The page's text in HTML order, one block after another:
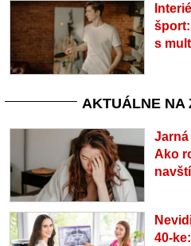
s
AKTUÁLNE NA
Ako
40-